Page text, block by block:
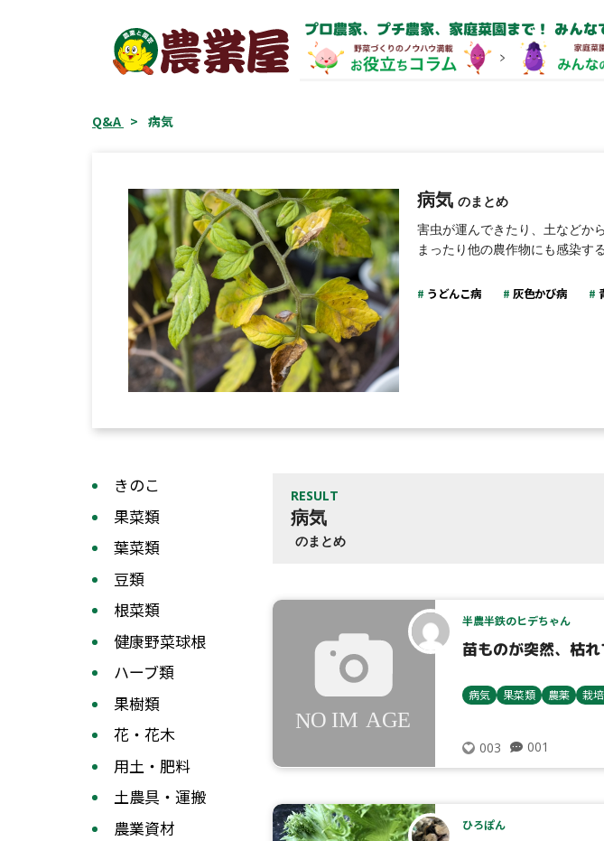
プロ農家、プチ農家、家庭菜園まで！ みん
Q&A > 病気
病気 のまとめ
害虫が運んできたり、土などか
まったり他の農作物にも感染す
うどんこ病 灰色かび病
きのこ
果菜類
葉菜類
豆類
根菜類
健康野菜球根
ハーブ類
果樹類
花・花木
用土・肥料
土農具・運搬
農業資材
RESULT
病気
のまとめ
半農半鉄のヒデちゃん
苗ものが突然、枯
病気 果菜類 農薬 栽
003 001
ひろぽん